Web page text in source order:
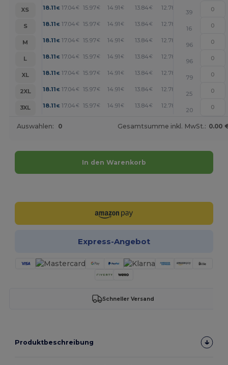
XS 18.11 € 17.04 € 15.97€ 14.91€ 13.84 € 12.78 +
39
S
18.11 € 17.04 € 15.97€ 14.91€ 13.84 € 12.78 +
16
M
18.11 € 17.04 € 15.97€ 14.91€ 13.84 € 12.78 +
96
L
18.11 € 17.04 € 15.97€ 14.91€ 13.84 € 12.78 +
96
XL
18.11 € 17.04 € 15.97€ 14.91€ 13.84 € 12.78 +
79
2XL
18.11 € 17.04 € 15.97€ 14.91€ 13.84 € 12.78 +
25
3XL
18.11 € 17.04 € 15.97€ 14.91€ 13.84 € 12.78 +
20
Auswahlen: 0 Gesamtsumme inkl. MwSt.: 0.00
In den Warenkorb
Express-Angebot
Schneller Versand
Produktbeschreibung